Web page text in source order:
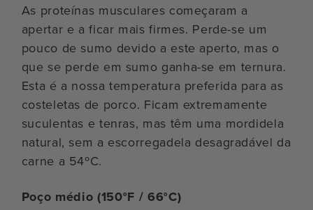
As proteínas musculares começaram a
apertar e a ficar mais firmes. Perde-se um
pouco de sumo devido a este aperto, mas o
que se perde em sumo ganha-se em ternura.
Esta é a nossa temperatura preferida para as
costeletas de porco. Ficam extremamente
suculentas e tenras, mas têm uma mordidela
natural, sem a escorregadela desagradável da
carne a 54ºC.
Poço médio (150°F / 66°C)